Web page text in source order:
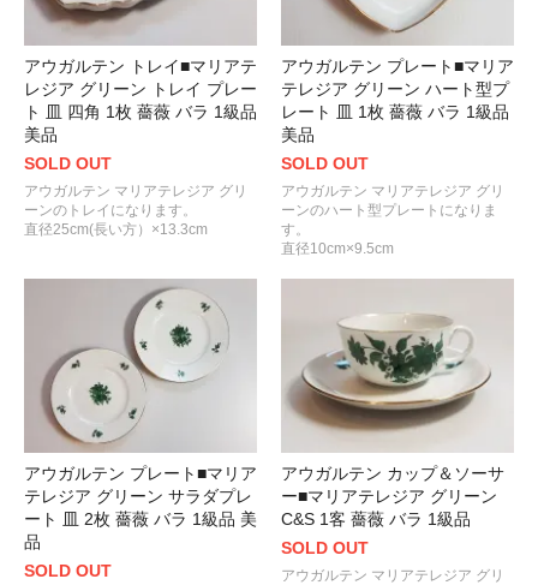
アウガルテン トレイ■マリアテ
レジア グリーン トレイ プレー
ト 皿 四角 1枚 薔薇 バラ 1級品
美品
SOLD OUT
アウガルテン マリアテレジア グリ
ーンのトレイになります。
直径25cm(長い方）×13.3cm
アウガルテン プレート■マリア
テレジア グリーン ハート型プ
レート 皿 1枚 薔薇 バラ 1級品
美品
SOLD OUT
アウガルテン マリアテレジア グリ
ーンのハート型プレートになりま
す。
直径10cm×9.5cm
アウガルテン プレート■マリア
テレジア グリーン サラダプレ
ート 皿 2枚 薔薇 バラ 1級品 美
品
SOLD OUT
アウガルテン カップ＆ソーサ
ー■マリアテレジア グリーン
C&S 1客 薔薇 バラ 1級品
SOLD OUT
アウガルテン マリアテレジア グリ